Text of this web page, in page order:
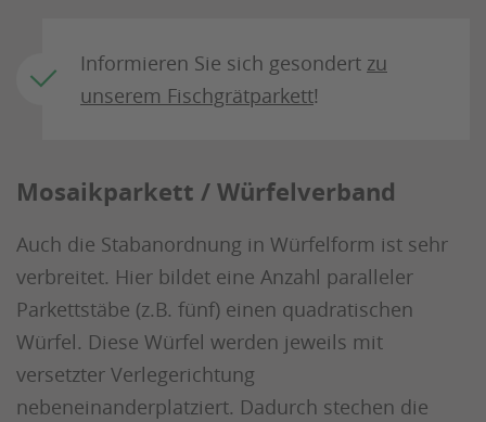
Informieren Sie sich gesondert zu
unserem Fischgrätparkett!
Mosaikparkett / Würfelverband
Auch die Stabanordnung in Würfelform ist sehr
verbreitet. Hier bildet eine Anzahl paralleler
Parkettstäbe (z.B. fünf) einen quadratischen
Würfel. Diese Würfel werden jeweils mit
versetzter Verlegerichtung
nebeneinanderplatziert. Dadurch stechen die